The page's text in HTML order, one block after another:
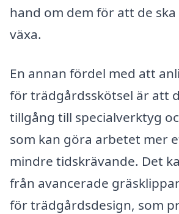
hand om dem för att de
växa.
En annan fördel med att
för trädgårdsskötsel är att
tillgång till specialverktyg
som kan göra arbetet mer
mindre tidskrävande. Det
från avancerade
för trädgårdsdesign, som